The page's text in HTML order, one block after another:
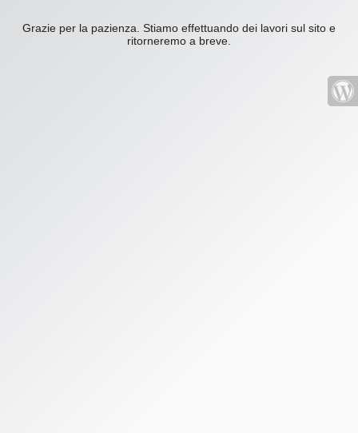
Grazie per la pazienza. Stiamo effettuando dei lavori sul sito e
ritorneremo a breve.